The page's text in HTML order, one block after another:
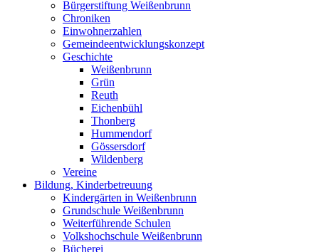
Bürgerstiftung Weißenbrunn
Chroniken
Einwohnerzahlen
Gemeindeentwicklungskonzept
Geschichte
Weißenbrunn
Grün
Reuth
Eichenbühl
Thonberg
Hummendorf
Gössersdorf
Wildenberg
Vereine
Bildung, Kinderbetreuung
Kindergärten in Weißenbrunn
Grundschule Weißenbrunn
Weiterführende Schulen
Volkshochschule Weißenbrunn
Bücherei